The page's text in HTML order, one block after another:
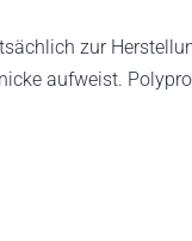
zur
aufweist.